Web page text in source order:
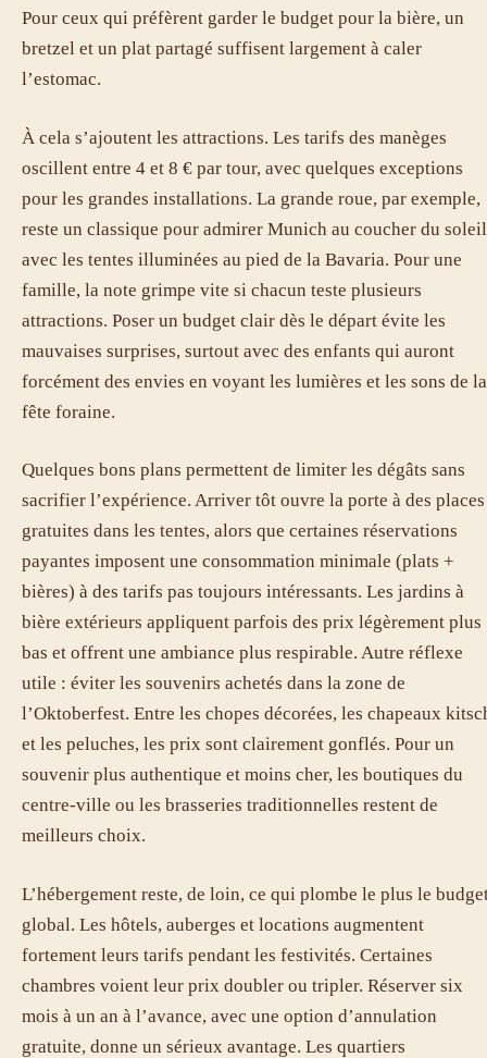
Pour ceux qui préfèrent garder le budget pour la bière, un
bretzel et un plat partagé suffisent largement à caler
l’estomac.
À cela s’ajoutent les attractions. Les tarifs des manèges
oscillent entre 4 et 8 € par tour, avec quelques exceptions
pour les grandes installations. La grande roue, par exemple,
reste un classique pour admirer Munich au coucher du
avec les tentes illuminées au pied de la Bavaria. Pour une
famille, la note grimpe vite si chacun teste plusieurs
attractions. Poser un budget clair dès le départ évite les
mauvaises surprises, surtout avec des enfants qui auront
forcément des envies en voyant les lumières et les sons de la
fête foraine.
Quelques bons plans permettent de limiter les dégâts sans
sacrifier l’expérience. Arriver tôt ouvre la porte à des places
gratuites dans les tentes, alors que certaines réservations
payantes imposent une consommation minimale (plats +
bières) à des tarifs pas toujours intéressants. Les jardins à
bière extérieurs appliquent parfois des prix légèrement plus
bas et offrent une ambiance plus respirable. Autre réflexe
utile : éviter les souvenirs achetés dans la zone de
l’Oktoberfest. Entre les chopes décorées, les chapeaux
et les peluches, les prix sont clairement gonflés. Pour un
souvenir plus authentique et moins cher, les boutiques du
centre-ville ou les brasseries traditionnelles restent de
meilleurs choix.
L’hébergement reste, de loin, ce qui plombe le plus le
global. Les hôtels, auberges et locations augmentent
fortement leurs tarifs pendant les festivités. Certaines
chambres voient leur prix doubler ou tripler. Réserver six
mois à un an à l’avance, avec une option d’annulation
gratuite, donne un sérieux avantage. Les quartiers